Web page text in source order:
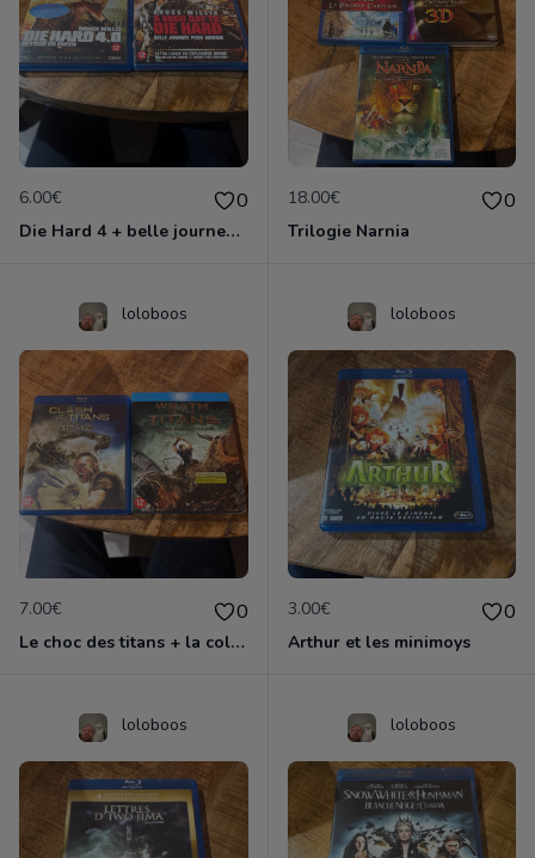
6.00€ 0
Die Hard 4 + belle journee pour mourir
18.00€ 0
Trilogie Narnia
loloboos
7.00€ 0
Le choc des titans + la colere des titans
loloboos
3.00€ 0
Arthur et les minimoys
loloboos loloboos